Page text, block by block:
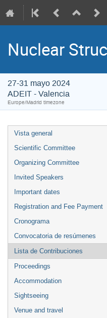
Nuclear
27-31 mayo 2024
ADEIT - Valencia
Europe/Madrid timezone
Vista general
Scientific Committee
Organizing Committee
Invited Speakers
Important dates
Registration and Fee Payment
Cronograma
Convocatoria de resúmenes
Lista de Contribuciones
Proceedings
Accommodation
Sightseeing
Venue and travel